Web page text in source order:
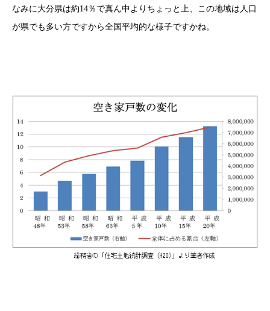
なみに大分県は約14％で真ん中よりちょっと上、この地域は人口
が県でも多い方ですから全国平均的な様子ですかね。